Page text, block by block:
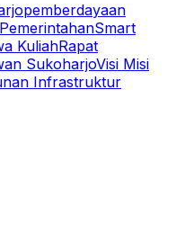
pemberdayaan
Smart
KuliahRapat
SukoharjoVisi Misi
Infrastruktur